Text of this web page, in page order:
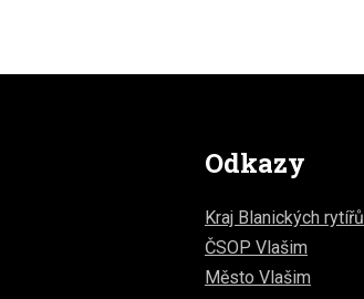
Odkazy
Kraj Blanických rytířů
ČSOP Vlašim
Město Vlašim